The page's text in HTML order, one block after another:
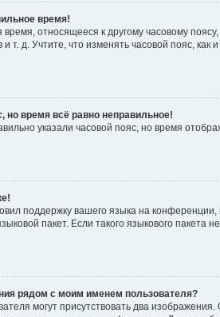
время!
относящееся к другому часовому
т. д. Учтите, что изменять часовой пояс,
но время всё равно неправильное!
указали часовой пояс, но время
поддержку вашего языка на
пакет. Если такого языкового
рядом с моим именем пользователя?
могут присутствовать два